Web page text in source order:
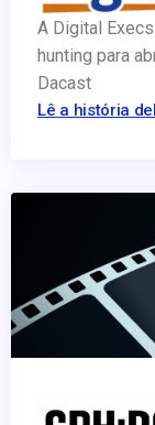
A Digital
hunting para
Dacast
Lê a história